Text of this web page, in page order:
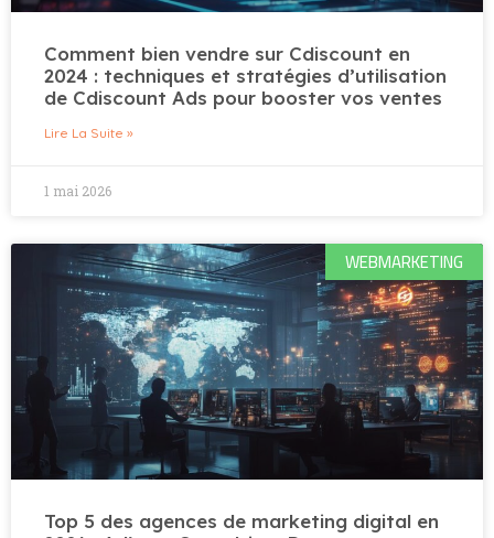
Comment bien vendre sur Cdiscount en
2024 : techniques et stratégies d’utilisation
de Cdiscount Ads pour booster vos ventes
Lire La Suite »
1 mai 2026
WEBMARKETING
Top 5 des agences de marketing digital en